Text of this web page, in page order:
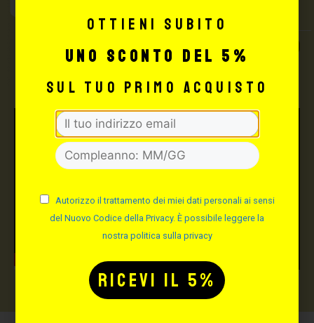
Tattoo Supply
TUTTO PER IL TUO
TATTOO STUDIO
Ottieni subito
uno sconto del 5%
sul tuo primo acquisto
Autorizzo il trattamento dei miei dati personali ai sensi
del Nuovo Codice della Privacy. È possibile leggere la
nostra politica sulla privacy